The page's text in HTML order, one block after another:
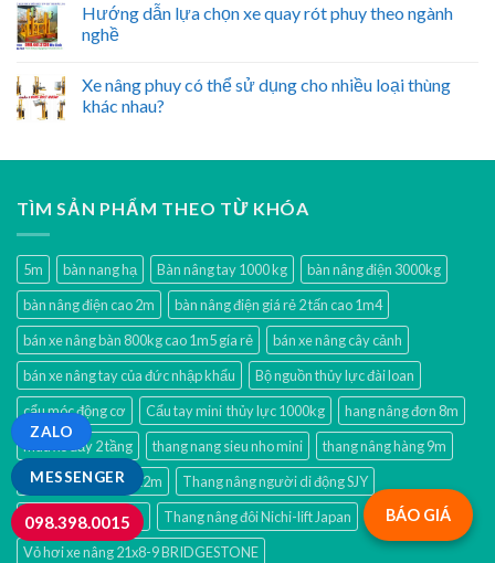
MESSENGER
ZALO
098.398.0015
Hướng dẫn lựa chọn xe quay rót phuy theo ngành
nghề
Xe nâng phuy có thể sử dụng cho nhiều loại thùng
khác nhau?
TÌM SẢN PHẨM THEO TỪ KHÓA
5m bàn nang hạ Bàn nâng tay 1000 kg
bàn nâng điện 3000kg
bàn nâng điện cao 2m
bàn nâng điện giá rẻ 2 tấn cao 1m4
bán xe nâng bàn 800kg cao 1m5 gía rẻ
bán xe nâng cây cảnh
bán xe nâng tay của đức nhập khẩu
Bộ nguồn thủy lực đài loan
cẩu móc động cơ
Cẩu tay mini thủy lực 1000kg
hang nâng đơn 8m
mua xe đẩy 2 tầng
thang nang sieu nho mini
thang nâng hàng 9m
thang nâng người 12m
Thang nâng người di động SJY
thang nâng nhật 9m
Thang nâng đôi Nichi-lift Japan
Vỏ hơi xe nâng 21x8-9 BRIDGESTONE
BÁO GIÁ